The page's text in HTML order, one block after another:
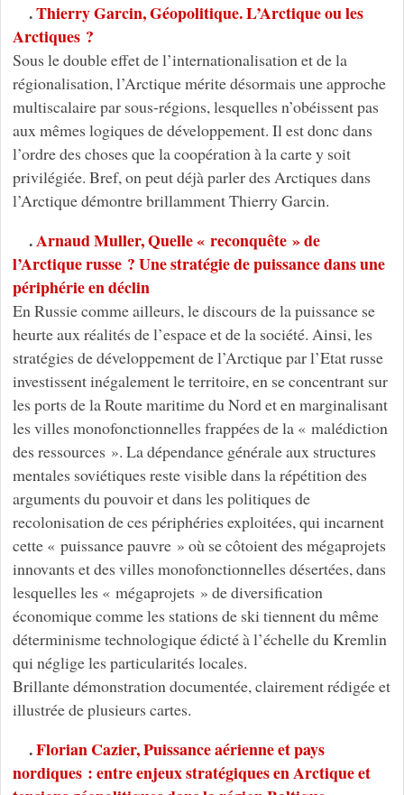
.Thierry Garcin, Géopolitique. L’Arctique ou les
Arctiques ?
Sous le double effet de l’internationalisation et de la
régionalisation, l’Arctique mérite désormais une approche
multiscalaire par sous-régions, lesquelles n’obéissent pas
aux mêmes logiques de développement. Il est donc dans
l’ordre des choses que la coopération à la carte y soit
privilégiée. Bref, on peut déjà parler des Arctiques dans
l’Arctique démontre brillamment Thierry Garcin.
.Arnaud Muller, Quelle « reconquête » de
l’Arctique russe ? Une stratégie de puissance dans une
périphérie en déclin
En Russie comme ailleurs, le discours de la puissance se
heurte aux réalités de l’espace et de la société. Ainsi, les
stratégies de développement de l’Arctique par l’Etat russe
investissent inégalement le territoire, en se concentrant sur
les ports de la Route maritime du Nord et en marginalisant
les villes monofonctionnelles frappées de la « malédiction
des ressources ». La dépendance générale aux structures
mentales soviétiques reste visible dans la répétition des
arguments du pouvoir et dans les politiques de
recolonisation de ces périphéries exploitées, qui incarnent
cette « puissance pauvre » où se côtoient des mégaprojets
innovants et des villes monofonctionnelles désertées, dans
lesquelles les « mégaprojets » de diversification
économique comme les stations de ski tiennent du même
déterminisme technologique édicté à l’échelle du Kremlin
qui néglige les particularités locales.
Brillante démonstration documentée, clairement rédigée et
illustrée de plusieurs cartes.
.Florian Cazier, Puissance aérienne et pays
nordiques : entre enjeux stratégiques en Arctique et